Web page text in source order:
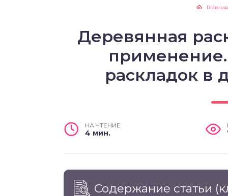
Главная
Деревянная
раскладок в
НА ЧТЕНИЕ
4 мин.
Содержание статьи